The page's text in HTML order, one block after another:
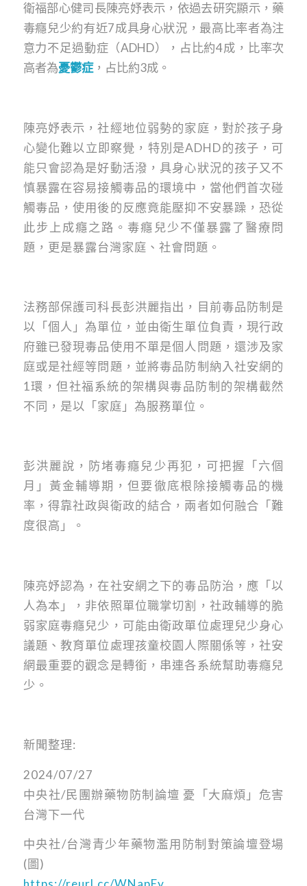
衛福部心健司長陳亮妤表示，依過去研究顯示，藥
毒癮兒少約有近7成具身心狀況，最高比率者為注
意力不足過動症（ADHD），占比約4成，比率次
高者為憂鬱症，占比約3成。
陳亮妤表示，社經地位弱勢的家庭，對於孩子身
心變化難以立即察覺，特別是ADHD的孩子，可
能只會認為是好動活潑，具身心狀況的孩子又不
慎暴露在容易接觸毒品的環境中，當他們首次碰
觸毒品，使用後的反應竟能壓抑不安暴躁，恐從
此步上成癮之路。毒癮兒少不僅暴露了醫療問
題，更是暴露台灣家庭、社會問題。
法務部保護司科長彭洪麗指出，目前毒品防制是
以「個人」為單位，並由衛生單位負責，現行政
府雖已發現毒品使用不單是個人問題，還涉及家
庭或是社經等問題，並將毒品防制納入社安網的
1環，但社福系統的架構與毒品防制的架構截然
不同，是以「家庭」為服務單位。
彭洪麗說，防堵毒癮兒少再犯，可把握「六個
月」黃金輔導期，但要徹底根除接觸毒品的機
率，得靠社政與衛政的結合，兩者如何融合「難
度很高」。
陳亮妤認為，在社安網之下的毒品防治，應「以
人為本」，非依照單位職掌切割，社政輔導的脆
弱家庭毒癮兒少，可能由衛政單位處理兒少身心
議題、教育單位處理孩童校園人際關係等，社安
網最重要的觀念是轉銜，串連各系統幫助毒癮兒
少。
新聞整理:
2024/07/27
中央社/民團辦藥物防制論壇 憂「大麻煩」危害
台灣下一代
中央社/台灣青少年藥物濫用防制對策論壇登場
(圖)